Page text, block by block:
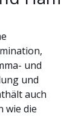
und
und
auch
wie die